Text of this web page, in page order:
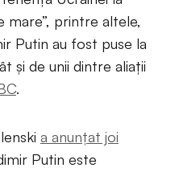
mare”, printre altele,
Putin au fost puse la
și de unii dintre aliații
.
a anunțat joi
Putin este